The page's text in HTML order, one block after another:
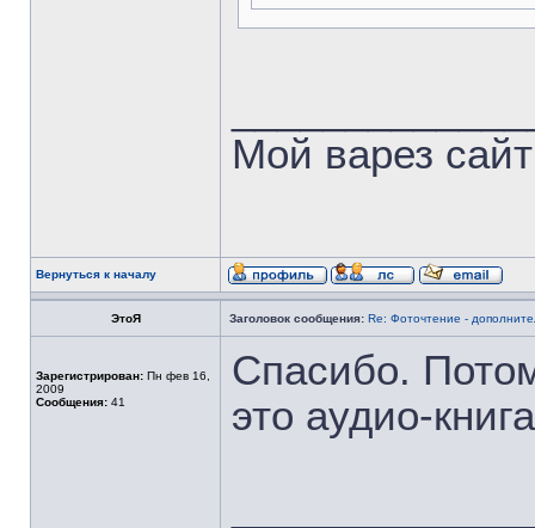
Мой варез
Вернуться к началу
ЭтоЯ Заголовок сообщения: Re: Фоточтение -
Зарегистрирован: Пн фев 16,
2009
Сообщения: 41
Спасибо.
это аудио-